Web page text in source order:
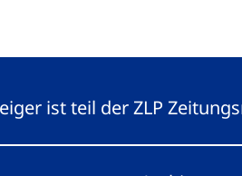
ist teil der ZLP